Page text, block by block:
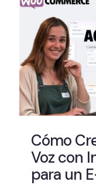
Cómo
Voz con
para un